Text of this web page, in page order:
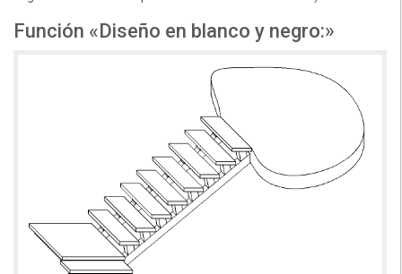
Función «Diseño en blanco y negro:»